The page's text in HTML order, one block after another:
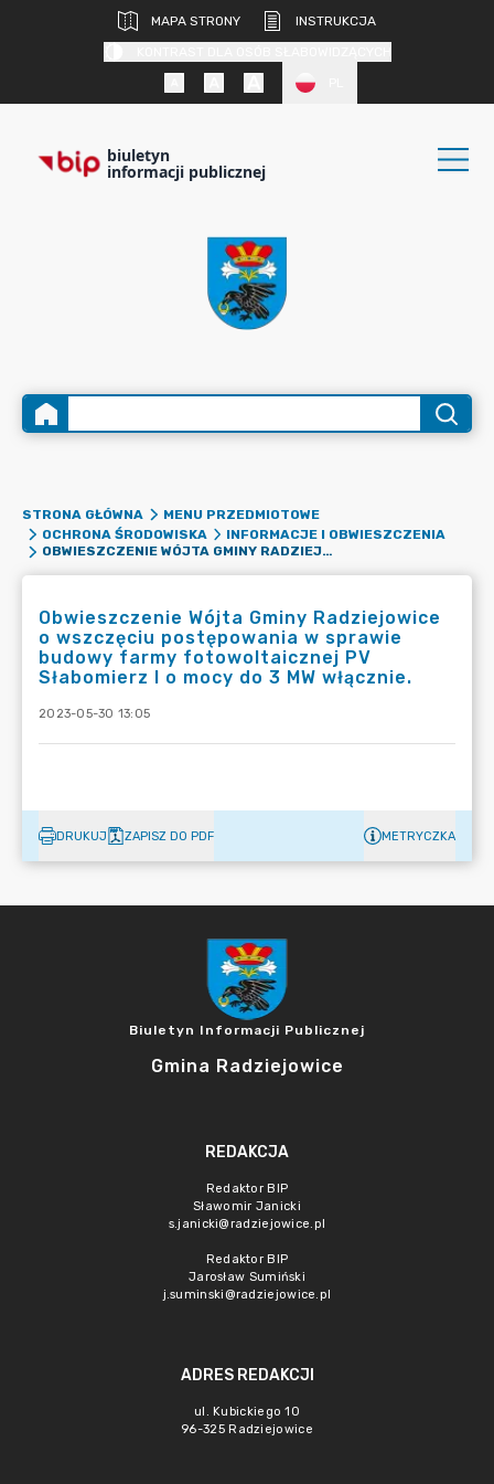
MAPA STRONY
INSTRUKCJA
biuletyn
informacji publicznej
STRONA GŁÓWNA
MENU PRZEDMIOTOWE
OCHRONA ŚRODOWISKA
INFORMACJE I OBWIESZCZENIA
OBWIESZCZENIE WÓJTA GMINY RADZIEJOWICE O WSZCZĘCIU POSTĘPOWANIA W SPRAWIE BUDOWY FARMY FOTOWOLTAICZNEJ PV SŁABOMIERZ I O MOCY DO 3 MW WŁĄCZNIE.
Obwieszczenie Wójta Gminy Radziejowice
o wszczęciu postępowania w sprawie
budowy farmy fotowoltaicznej PV
Słabomierz I o mocy do 3 MW włącznie.
2023-05-30 13:05
DRUKUJ ZAPISZ DO PDF METRYCZKA
Biuletyn Informacji Publicznej
Gmina Radziejowice
REDAKCJA
Redaktor BIP
Sławomir Janicki
s.janicki@radziejowice.pl
Redaktor BIP
Jarosław Sumiński
j.suminski@radziejowice.pl
ADRES REDAKCJI
ul. Kubickiego 10
96-325 Radziejowice